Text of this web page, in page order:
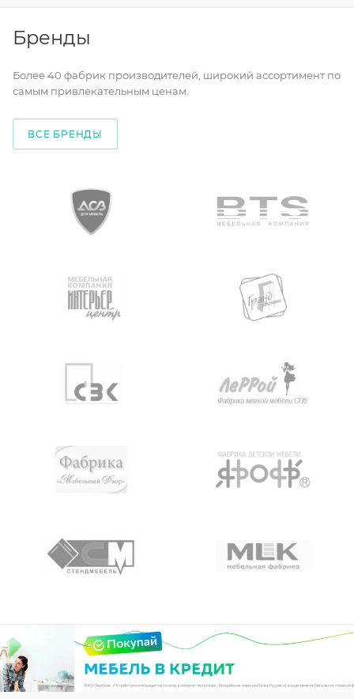
Бренды
Более 40 фабрик производителей, широкий ассортимент по
самым привлекательным ценам.
ВСЕ БРЕНДЫ